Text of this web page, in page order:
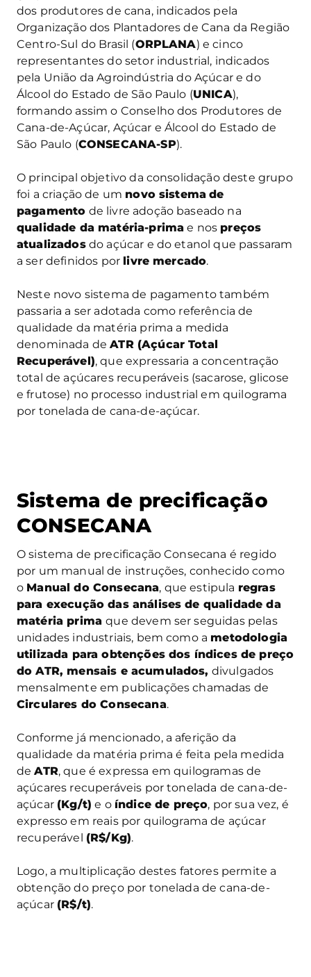
dos produtores de cana, indicados pela
Organização dos Plantadores de Cana da Região
Centro-Sul do Brasil (ORPLANA) e cinco
representantes do setor industrial, indicados
pela União da Agroindústria do Açúcar e do
Álcool do Estado de São Paulo (UNICA),
formando assim o Conselho dos Produtores de
Cana-de-Açúcar, Açúcar e Álcool do Estado de
São Paulo (CONSECANA-SP).
O principal objetivo da consolidação deste grupo
foi a criação de um novo sistema de
pagamento de livre adoção baseado na
qualidade da matéria-prima e nos preços
atualizadosdo açúcar e do etanol que passaram
a ser definidos por livre mercado.
Neste novo sistema de pagamento também
passaria a ser adotada como referência de
qualidade da matéria prima a medida
denominada deATR (Açúcar Total
Recuperável), que expressaria a concentração
total de açúcares recuperáveis (sacarose, glicose
e frutose) no processo industrial em quilograma
por tonelada de cana-de-açúcar.
Sistema de precificação
CONSECANA
O sistema de precificação Consecana é regido
por um manual de instruções, conhecido como
o Manual do Consecana, que estipula regras
para execução das análises de qualidade da
matéria primaque devem ser seguidas pelas
unidades industriais, bem como a metodologia
utilizada para obtenções dos índices de preço
do ATR, mensais e acumulados, divulgados
mensalmente em publicações chamadas de
Circulares do Consecana.
Conforme já mencionado, a aferição da
qualidade da matéria prima é feita pela medida
deATR, que é expressa em quilogramas de
açúcares recuperáveis por tonelada de cana-de-
açúcar (Kg/t) e o índice de preço, por sua vez, é
expresso em reais por quilograma de açúcar
recuperável (R$/Kg).
Logo, a multiplicação destes fatores permite a
obtenção do preço por tonelada de cana-de-
açúcar (R$/t).